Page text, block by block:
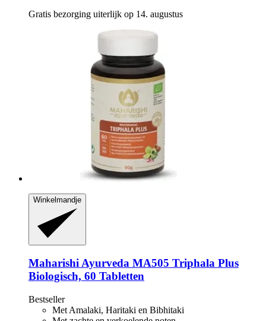
Gratis bezorging uiterlijk op 14. augustus
Winkelmandje
Maharishi Ayurveda MA505 Triphala Plus
Biologisch, 60 Tabletten
Bestseller
Met Amalaki, Haritaki en Bibhitaki